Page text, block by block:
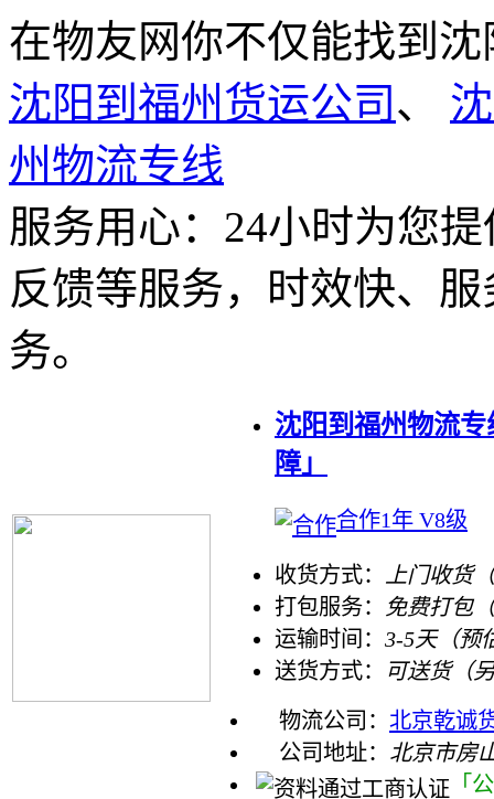
在物友网你不仅能找到
沈阳到福州货运公司 、
州物流专线
服务用心： 24小时为您
反馈等服务，时效快、
务。
沈阳到福州物流
障」
合作1年 V8级
收货方式：
上门收货
打包服务：
免费打包
运输时间： 3-5天（预
送货方式：
可送货（
物流公司： 北京乾诚
公司地址： 北京市房
「